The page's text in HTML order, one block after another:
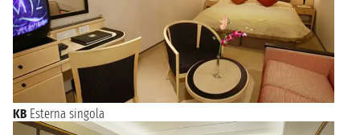
KB Esterna singola